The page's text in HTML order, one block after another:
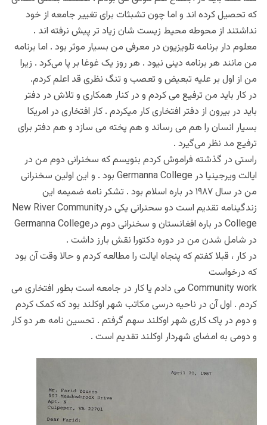
که تحصیل کرده اند و اما چون تشبثات برای تغییر جامعه از خود
نداشتند از محوطه محیط زیست شان زیاد تر پیش نرفته اند .
معلوم دار برنامه تلویزیون در معرفی من بسیار موثر بود . اما برنامه
من مانند هر برنامه دینی نیود . هر روز یک غوغا بر پا می‌کرد . زیرا
من از اول بر علیه تبعیض و تعصب و تنگ نظری قد اعلم کردم.
در کار باید من ترفیع می کردم و در کنار همکاری و تلاش در دفتر
باید در بیرون از دفتر افتخاری کار میکردم . کار افتخاری در امریکا
بسیار انسان را هم می رساند و هم پخته می سازد و هم دفتر برای
ترفیع مد نظر می‌گیرد .
راستی در گذشته فراموش کردم بنویسم که سخنرانی دوم من در
ایالت ویرجینیا در Germanna College بود . و این اولین سخنرانی
من در سال ۱۹۸۷ در باره اسلام بود . تشکر نامه ضمیمه این
زندگینامه تقدیم است دو سحنرانی یکی درNew River Community
College در باره افغانستان و سخنرانی دوم درGermanna College
در شامل شدن من در دوره دکتورا نقش بارز داشت .
در کار ، قبلا کفتم که پنجاه ایالت را مطالعه کردم و حالا وقت آن بود
که درخواست
Community work می دادم یا کار در جامعه است بطور افتخاری می
کردم . اول آن در ناحیه درسی مکاتب شهر اوکلند بود که کمک کردم
و دوم در پاک کاری شهر اوکلند سهم گرفتم . تحسین نامه هر دو کار
و دومی به امضای شهردار اوکلند تقدیم است .